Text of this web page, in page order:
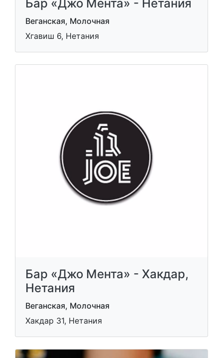
Бар «Джо Мента» - Нетания
Веганская, Молочная
Хгавиш 6, Нетания
Бар «Джо Мента» - Хакдар,
Нетания
Веганская, Молочная
Хакдар 31, Нетания